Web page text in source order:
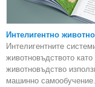
Интелигентно
Интелигентните
животновъдството
животновъдство
машинно